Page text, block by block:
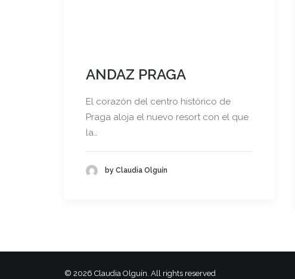
ANDAZ PRAGA
El corazón del centro histórico de
Praga aloja el nuevo resort con el que
la…
by Claudia Olguín
© 2026 Claudia Olguín. All rights reserved